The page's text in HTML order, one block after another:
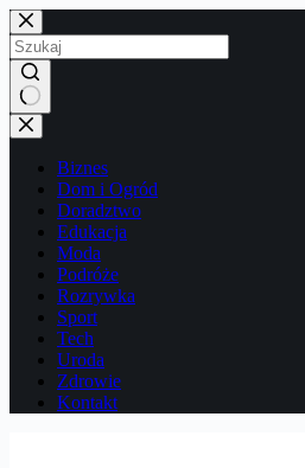
Przejdź
do
treści
Brak
wyników
Biznes
Dom i Ogród
Doradztwo
Edukacja
Moda
Podróże
Rozrywka
Sport
Tech
Uroda
Zdrowie
Kontakt